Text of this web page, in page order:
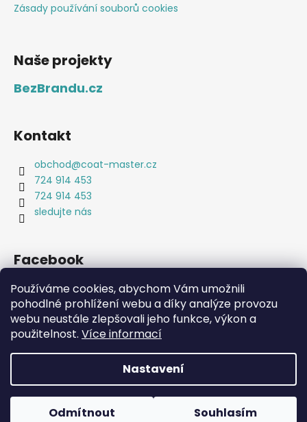
Používáme cookies, abychom Vám umožnili
pohodlné prohlížení webu a díky analýze provozu
webu neustále zlepšovali jeho funkce, výkon a
použitelnost. Více informací
Nastavení
Odmítnout Souhlasím
Zásady používání souborů cookies
Naše projekty
BezBrandu.cz
Kontakt
obchod@coat-master.cz
724 914 453
724 914 453
sledujte nás
Facebook
Coat-Master.cz Doplňky ve 100% kvalitě za 10% ceny
Copyright 2026Coat-Master.cz. Všechna práva